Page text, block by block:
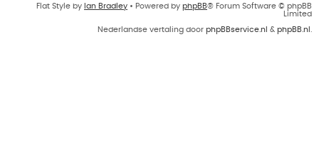
Flat Style by Ian Bradley • Powered by phpBB® Forum Software © phpBB
Limited
Nederlandse vertaling door phpBBservice.nl & phpBB.nl .